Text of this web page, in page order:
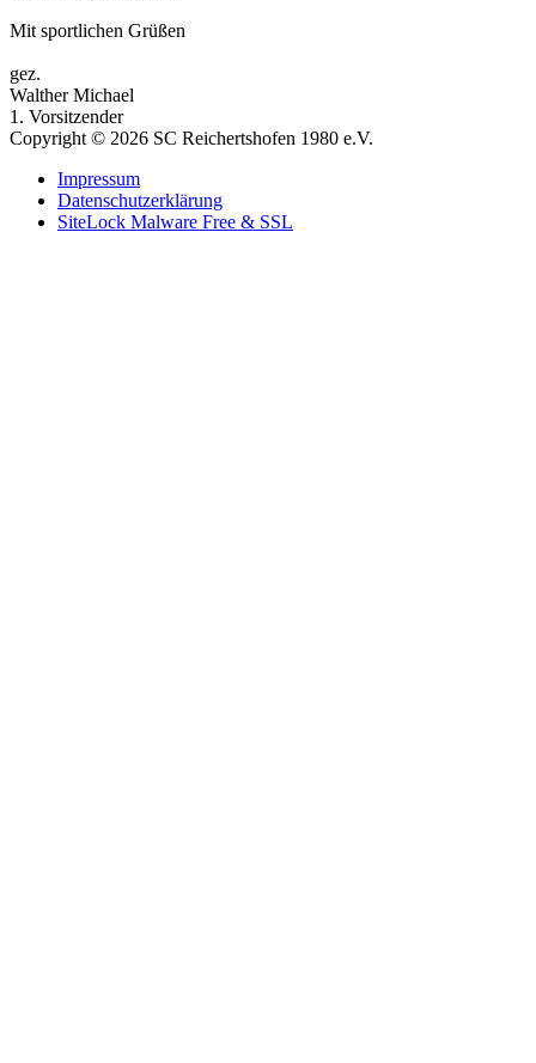
Mit sportlichen Grüßen
gez.
Walther Michael
1. Vorsitzender
Copyright © 2026 SC Reichertshofen 1980 e.V.
Impressum
Datenschutzerklärung
SiteLock Malware Free & SSL